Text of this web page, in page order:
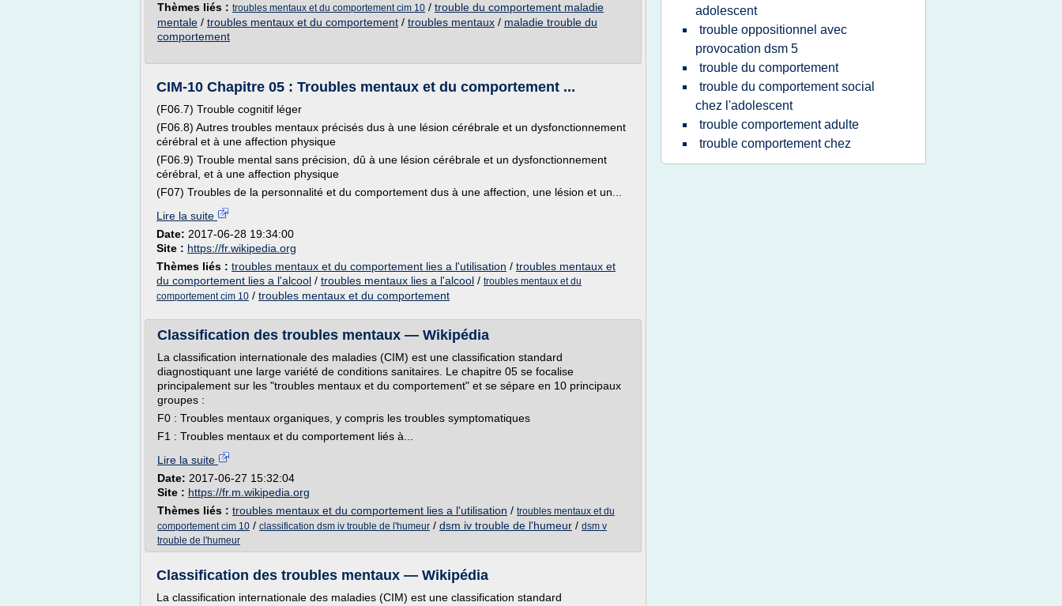
Thèmes liés : troubles mentaux et du comportement cim 10 / trouble du comportement maladie
mentale / troubles mentaux et du comportement / troubles mentaux / maladie trouble du
comportement
CIM-10 Chapitre 05 : Troubles mentaux et du comportement ...
(F06.7) Trouble cognitif léger
(F06.8) Autres troubles mentaux précisés dus à une lésion cérébrale et un dysfonctionnement
cérébral et à une affection physique
(F06.9) Trouble mental sans précision, dû à une lésion cérébrale et un dysfonctionnement
cérébral, et à une affection physique
(F07) Troubles de la personnalité et du comportement dus à une affection, une lésion et un...
Lire la suite
Date: 2017-06-28 19:34:00
Site : https://fr.wikipedia.org
Thèmes liés : troubles mentaux et du comportement lies a l'utilisation / troubles mentaux et
du comportement lies a l'alcool / troubles mentaux lies a l'alcool / troubles mentaux et du
comportement cim 10 / troubles mentaux et du comportement
Classification des troubles mentaux — Wikipédia
La classification internationale des maladies (CIM) est une classification standard
diagnostiquant une large variété de conditions sanitaires. Le chapitre 05 se focalise
principalement sur les "troubles mentaux et du comportement" et se sépare en 10 principaux
groupes :
F0 : Troubles mentaux organiques, y compris les troubles symptomatiques
F1 : Troubles mentaux et du comportement liés à...
Lire la suite
Date: 2017-06-27 15:32:04
Site : https://fr.m.wikipedia.org
Thèmes liés : troubles mentaux et du comportement lies a l'utilisation / troubles mentaux et du
comportement cim 10 / classification dsm iv trouble de l'humeur / dsm iv trouble de l'humeur / dsm v
trouble de l'humeur
Classification des troubles mentaux — Wikipédia
La classification internationale des maladies (CIM) est une classification standard
adolescent
trouble oppositionnel avec
provocation dsm 5
trouble du comportement
trouble du comportement social
chez l'adolescent
trouble comportement adulte
trouble comportement chez